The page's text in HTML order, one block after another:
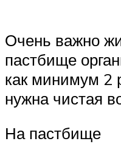
Очень важно
пастбище
как минимум 2
нужна чистая
На пастбище